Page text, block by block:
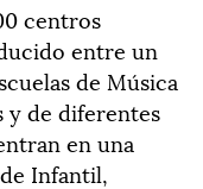
centros
entre un
de Música
y de diferentes
en una
Infantil,